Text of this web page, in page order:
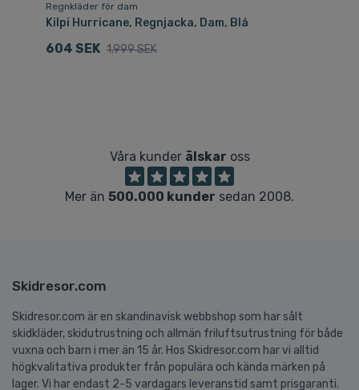
Regnkläder för dam
Kilpi Hurricane, Regnjacka, Dam, Blå
604 SEK 1.999 SEK
Våra kunder älskar oss
Mer än 500.000 kunder sedan 2008.
Skidresor.com
Skidresor.com är en skandinavisk webbshop som har sålt
skidkläder, skidutrustning och allmän friluftsutrustning för både
vuxna och barn i mer än 15 år. Hos Skidresor.com har vi alltid
högkvalitativa produkter från populära och kända märken på
lager. Vi har endast 2-5 vardagars leveranstid samt prisgaranti.